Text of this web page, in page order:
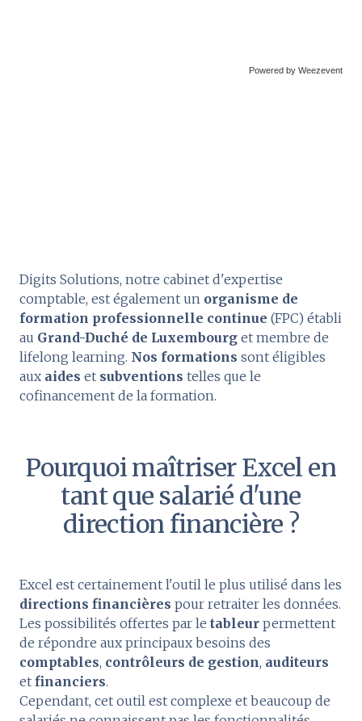
Powered by Weezevent
Digits Solutions, notre cabinet d'expertise
comptable, est également un organisme de
formation professionnelle continue (FPC) établi
au Grand-Duché de Luxembourg et membre de
lifelong learning. Nos formations sont éligibles
aux aides et subventions telles que le
cofinancement de la formation.
Pourquoi maîtriser Excel en
tant que salarié d'une
direction financière ?
Excel est certainement l'outil le plus utilisé dans les
directions financières pour retraiter les données.
Les possibilités offertes par le tableur permettent
de répondre aux principaux besoins des
comptables, contrôleurs de gestion, auditeurs
et financiers.
Cependant, cet outil est complexe et beaucoup de